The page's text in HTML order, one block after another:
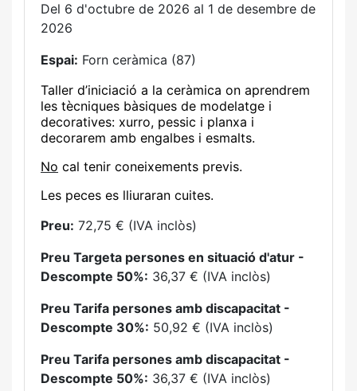
Del 6 d'octubre de 2026 al 1 de desembre de
2026
Espai: Forn ceràmica (87)
Taller d’iniciació a la ceràmica on aprendrem
les tècniques bàsiques de modelatge i
decoratives: xurro, pessic i planxa i
decorarem amb engalbes i esmalts.
No cal tenir coneixements previs.
Les peces es lliuraran cuites.
Preu: 72,75 € (IVA inclòs)
Preu Targeta persones en situació d'atur -
Descompte 50%: 36,37 € (IVA inclòs)
Preu Tarifa persones amb discapacitat -
Descompte 30%: 50,92 € (IVA inclòs)
Preu Tarifa persones amb discapacitat -
Descompte 50%: 36,37 € (IVA inclòs)